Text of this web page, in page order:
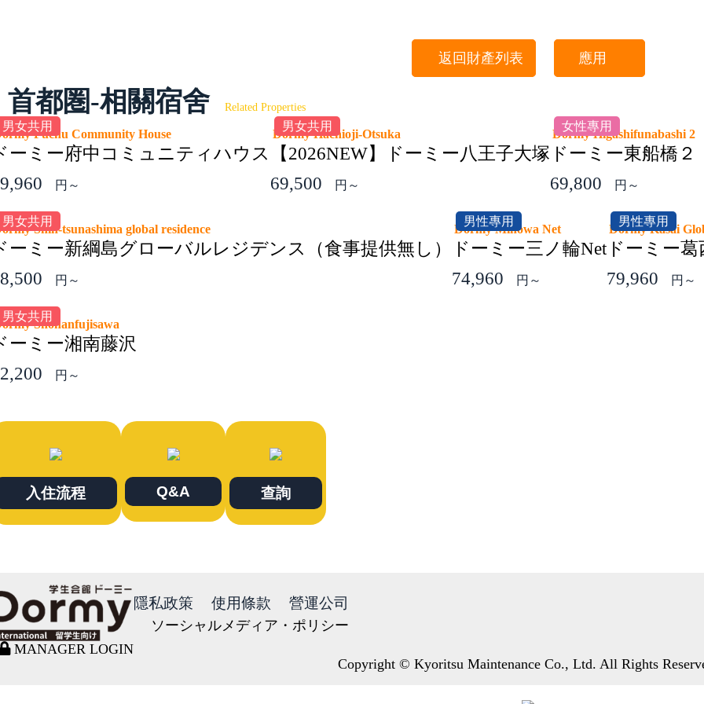
返回財產列表 應用
首都圏-相關宿舍 Related Properties
男女共用
Fuchu Community House
ーミー府中コミュニティハウス
円～
男女共用
Dormy Hachioji-Otsuka
【2026NEW】ドーミー八王子大塚
69,500
円～
女性專用
Dormy Higashifunabashi
ドーミー東船橋２
69,800
円～
男女共用
Shin-tsunashima global residence
ーミー新綱島グローバルレジデンス（食事提供無し）
円～
男性專用
Dormy Minowa Net
ドーミー三ノ輪Net
74,960
円～
男性專用
Dormy Kasai
ドーミー
79,960
円～
男女共用
Shonanfujisawa
ーミー湘南藤沢
円～
入住流程 Q&A 查詢
MANAGER LOGIN
隱私政策 使用條款 營運公司
ソーシャルメディア・ポリシー
Copyright © Kyoritsu Maintenance Co., Ltd. All Rights